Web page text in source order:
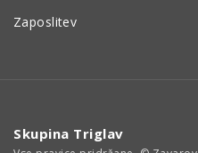
Zaposlitev
Skupina Triglav